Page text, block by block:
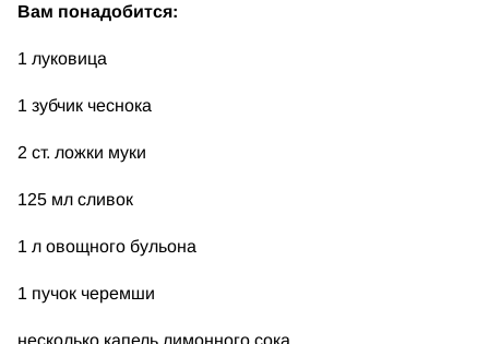
Вам понадобится:
1 луковица
1 зубчик чеснока
2 ст. ложки муки
125 мл сливок
1 л овощного бульона
1 пучок черемши
несколько капель лимонного сока